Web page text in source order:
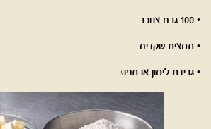
• 100 גרם צנובר
• תמצית שקדים
• גרידת לימון או תפוז